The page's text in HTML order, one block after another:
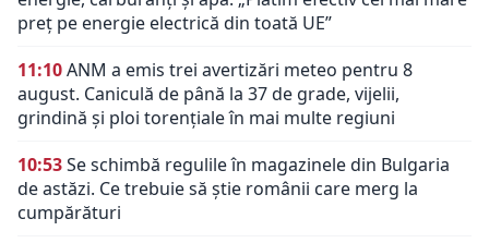
preț pe energie electrică din toată UE”
11:10ANM a emis trei avertizări meteo pentru 8
august. Caniculă de până la 37 de grade, vijelii,
grindină și ploi torențiale în mai multe regiuni
10:53Se schimbă regulile în magazinele din Bulgaria
de astăzi. Ce trebuie să știe românii care merg la
cumpărături